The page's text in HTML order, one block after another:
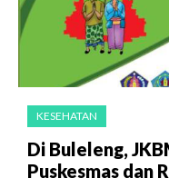
KESEHATAN
Di Buleleng,
Puskesmas dan